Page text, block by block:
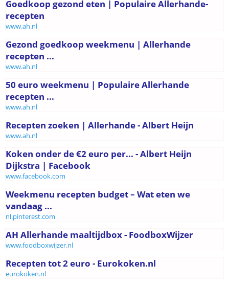
Goedkoop gezond eten | Populaire Allerhande-
recepten
www.ah.nl
Gezond goedkoop weekmenu | Allerhande
recepten ...
www.ah.nl
50 euro weekmenu | Populaire Allerhande
recepten ...
www.ah.nl
Recepten zoeken | Allerhande - Albert Heijn
www.ah.nl
Koken onder de €2 euro per... - Albert Heijn
Dijkstra | Facebook
www.facebook.com
Weekmenu recepten budget – Wat eten we
vandaag ...
nl.pinterest.com
AH Allerhande maaltijdbox - FoodboxWijzer
www.foodboxwijzer.nl
Recepten tot 2 euro - Eurokoken.nl
eurokoken.nl